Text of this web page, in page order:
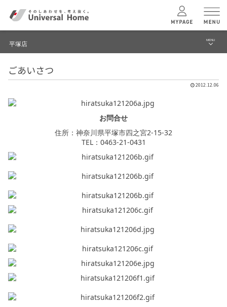
ユニバーサル
コンセプトプラン
テクノロジー
検索・見学予約
ション
平塚店 MENU
ブログ
モデルハウス見学予約
平塚店 TOPへ
ごあいさつ
2012.12.06
お問合せ
住所：神奈川県平塚市四之宮2-15-32
TEL：0463-21-0431